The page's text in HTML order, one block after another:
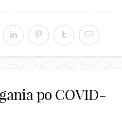
po COVID-